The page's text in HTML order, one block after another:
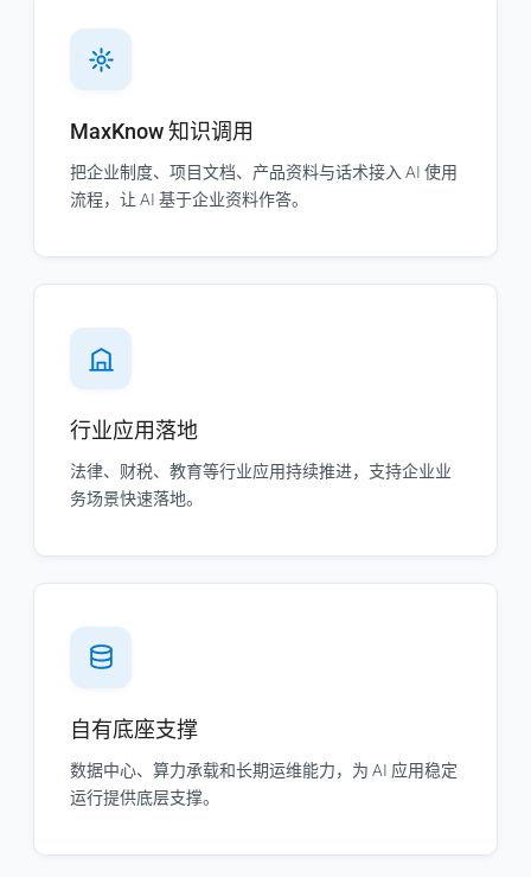
MaxKnow 知识调用
把企业制度、项目文档、产品资料与话术接入 AI 使用
流程，让 AI 基于企业资料作答。
行业应用落地
法律、财税、教育等行业应用持续推进，支持企业业
务场景快速落地。
自有底座支撑
数据中心、算力承载和长期运维能力，为 AI 应用稳定
运行提供底层支撑。